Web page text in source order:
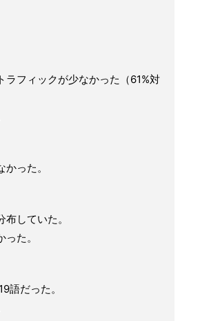
ラフィックが少なかった（61%対
った。
していた。
た。
語だった。